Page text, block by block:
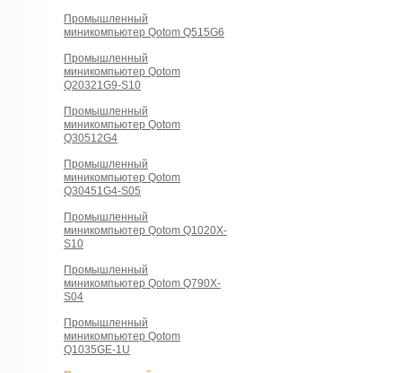
Промышленный
миникомпьютер Qotom Q515G6
Промышленный
миникомпьютер Qotom
Q20321G9-S10
Промышленный
миникомпьютер Qotom
Q30512G4
Промышленный
миникомпьютер Qotom
Q30451G4-S05
Промышленный
миникомпьютер Qotom Q1020X-
S10
Промышленный
миникомпьютер Qotom Q790X-
S04
Промышленный
миникомпьютер Qotom
Q1035GE-1U